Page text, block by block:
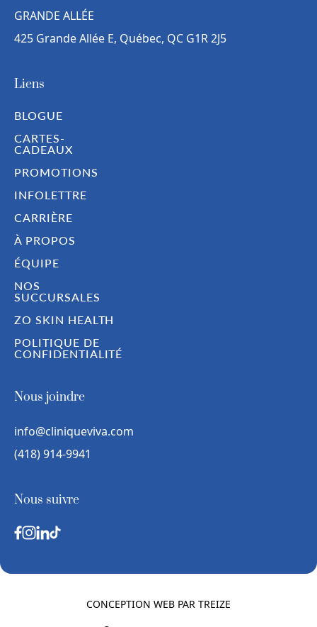
GRANDE ALLÉE
425 Grande Allée E, Québec, QC G1R 2J5
Liens
BLOGUE
CARTES-
CADEAUX
PROMOTIONS
INFOLETTRE
CARRIÈRE
À PROPOS
ÉQUIPE
NOS
SUCCURSALES
ZO SKIN HEALTH
POLITIQUE DE
CONFIDENTIALITÉ
Nous joindre
info@cliniqueviva.com
(418) 914-9941
Nous suivre
CONCEPTION WEB PAR TREIZE